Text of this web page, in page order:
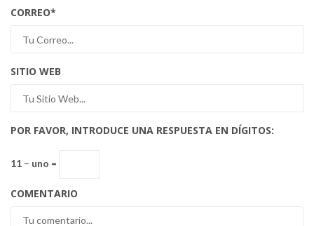
CORREO*
SITIO WEB
POR FAVOR, INTRODUCE UNA RESPUESTA EN DÍGITOS:
11 − uno =
COMENTARIO